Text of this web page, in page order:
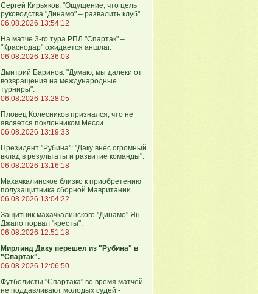
Сергей Кирьяков: "Ощущение, что цель
руководства "Динамо" – развалить клуб".
06.08.2026 13:54:12
На матче 3-го тура РПЛ "Спартак" –
"Краснодар" ожидается аншлаг.
06.08.2026 13:36:03
Дмитрий Баринов: "Думаю, мы далеки от
возвращения на международные
турниры".
06.08.2026 13:28:05
Пловец Колесников признался, что не
является поклонником Месси.
06.08.2026 13:19:33
Президент "Рубина": "Даку внёс огромный
вклад в результаты и развитие команды".
06.08.2026 13:16:18
Махачкалинское близко к приобретению
полузащитника сборной Мавритании.
06.08.2026 13:04:22
Защитник махачкалинского "Динамо" Ян
Джапо порвал "кресты".
06.08.2026 12:51:18
Мирлинд Даку перешел из "Рубина" в
"Спартак".
06.08.2026 12:06:50
Футболисты "Спартака" во время матчей
не поддавливают молодых судей -